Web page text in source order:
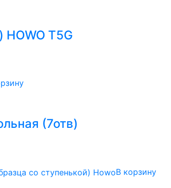
T5G
(7отв)
В корзину